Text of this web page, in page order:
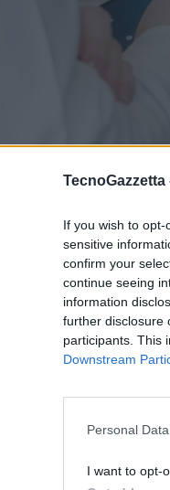
TecnoGazzetta
If you wish to
sensitive
confirm your
continue seeing
information
further disclosure
participants. This
Downstream
Personal
I want to opt-
DEI DISPLAY E NELLE
con TCL
contenuto non è
esperienze
tutte le caratteristiche
ma non vuole
con una frequenza di
da 50MP e sul
maratone di streaming